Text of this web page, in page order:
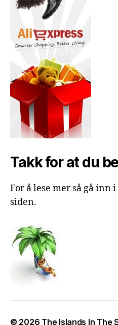
Takk for at du
For å lese mer så gå inn
siden.
© 2026 The Islands In The